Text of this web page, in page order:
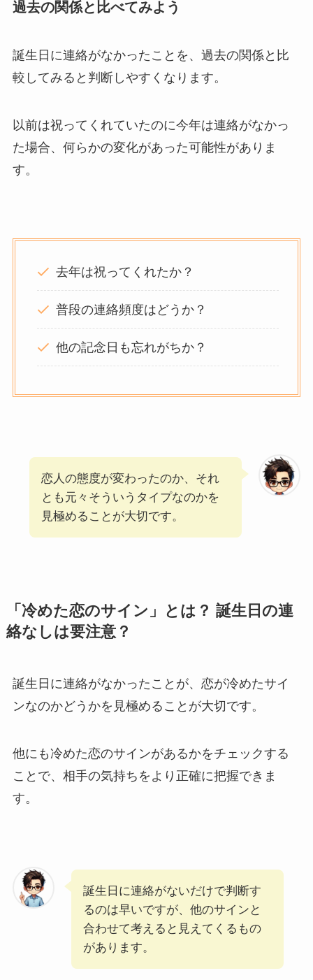
過去の関係と比べてみよう
誕生日に連絡がなかったことを、過去の関係と比
較してみると判断しやすくなります。
以前は祝ってくれていたのに今年は連絡がなかっ
た場合、何らかの変化があった可能性がありま
す。
去年は祝ってくれたか？
普段の連絡頻度はどうか？
他の記念日も忘れがちか？
恋人の態度が変わったのか、それ
とも元々そういうタイプなのかを
見極めることが大切です。
「冷めた恋のサイン」とは？ 誕生日の連
絡なしは要注意？
誕生日に連絡がなかったことが、恋が冷めたサイ
ンなのかどうかを見極めることが大切です。
他にも冷めた恋のサインがあるかをチェックする
ことで、相手の気持ちをより正確に把握できま
す。
誕生日に連絡がないだけで判断す
るのは早いですが、他のサインと
合わせて考えると見えてくるもの
があります。